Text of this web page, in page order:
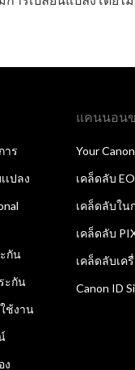
าร
เปลง
กัน
ะกัน
ช้งาน
ง
แคนนอน
Your
เคล็ดลับ
เคล็ดลับใน
เคล็ดลับ
เคล็ดลับเค
Canon ID